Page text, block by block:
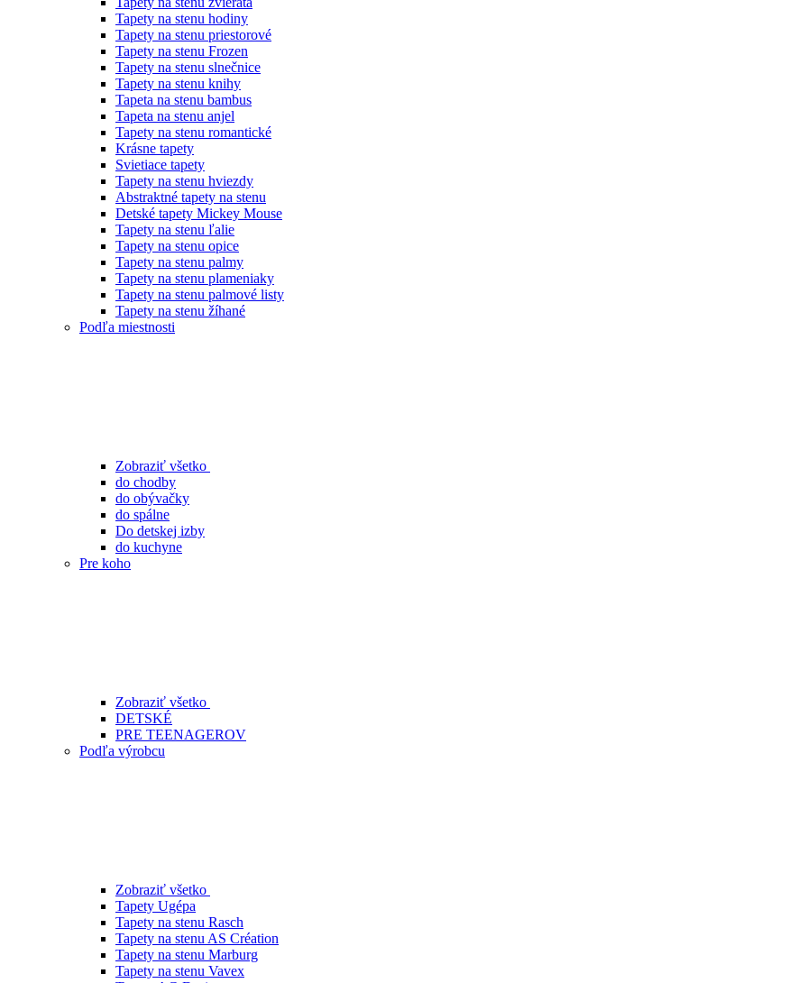
Tapety na stenu hodiny
Tapety na stenu priestorové
Tapety na stenu Frozen
Tapety na stenu slnečnice
Tapety na stenu knihy
Tapeta na stenu bambus
Tapeta na stenu anjel
Tapety na stenu romantické
Krásne tapety
Svietiace tapety
Tapety na stenu hviezdy
Abstraktné tapety na stenu
Detské tapety Mickey Mouse
Tapety na stenu ľalie
Tapety na stenu opice
Tapety na stenu palmy
Tapety na stenu plameniaky
Tapety na stenu palmové listy
Tapety na stenu žíhané
Podľa miestnosti
Zobraziť všetko
do chodby
do obývačky
do spálne
Do detskej izby
do kuchyne
Pre koho
Zobraziť všetko
DETSKÉ
PRE TEENAGEROV
Podľa výrobcu
Zobraziť všetko
Tapety Ugépa
Tapety na stenu Rasch
Tapety na stenu AS Création
Tapety na stenu Marburg
Tapety na stenu Vavex